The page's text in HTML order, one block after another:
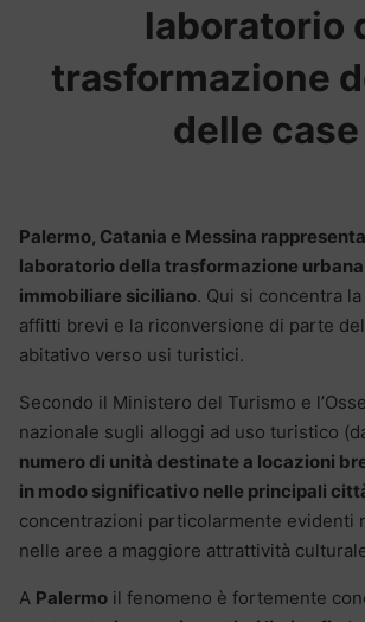
laboratorio
trasformazione
delle case
Palermo, Catania e Messina
laboratorio della trasformazione
immobiliare siciliano. Qui si concentra
affitti brevi e la riconversione di parte
abitativo verso usi turistici.
Secondo il Ministero del Turismo e
nazionale sugli alloggi ad uso turistico
numero di unità destinate a locazioni
in modo significativo nelle principali
concentrazioni particolarmente evidenti
nelle aree a maggiore attrattività
A Palermo il fenomeno è fortemente